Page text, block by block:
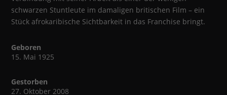
schwarzen Stuntleute im damaligen britischen Film – ein
Stück afrokaribische Sichtbarkeit in das Franchise bringt.
Geboren
15. Mai 1925
Gestorben
27. Oktober 2008